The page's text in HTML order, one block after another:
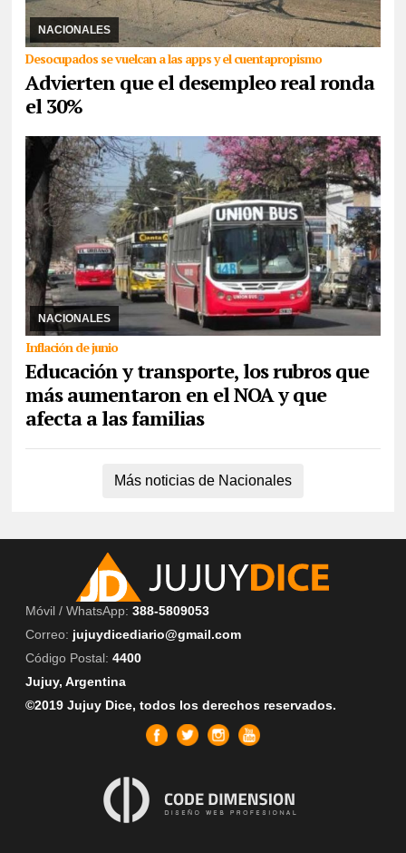
NACIONALES
Desocupados se vuelcan a las apps y el cuentapropismo
Advierten que el desempleo real ronda
el 30%
la industria textil, calzado, autopartes, entre otras, por lo que en el
primer cuatrimestre 5.654 ...
NACIONALES
Inflación de junio
Educación y transporte, los rubros que
más aumentaron en el NOA y que
afecta a las familias
15/07/2026 Los datos se desprenden de la medición del INDEC
respecto al Índice de Precios al Consumidor que se ubicó en el
orden del 1,9% en el mes anterior, po ...
Más noticias de Nacionales
Móvil / WhatsApp: 388-5809053
Correo: jujuydicediario@gmail.com
Código Postal: 4400
Jujuy, Argentina
©2019 Jujuy Dice, todos los derechos reservados.